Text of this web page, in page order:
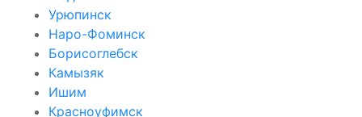
Урюпинск
Наро-Фоминск
Борисоглебск
Камызяк
Ишим
Красноуфимск